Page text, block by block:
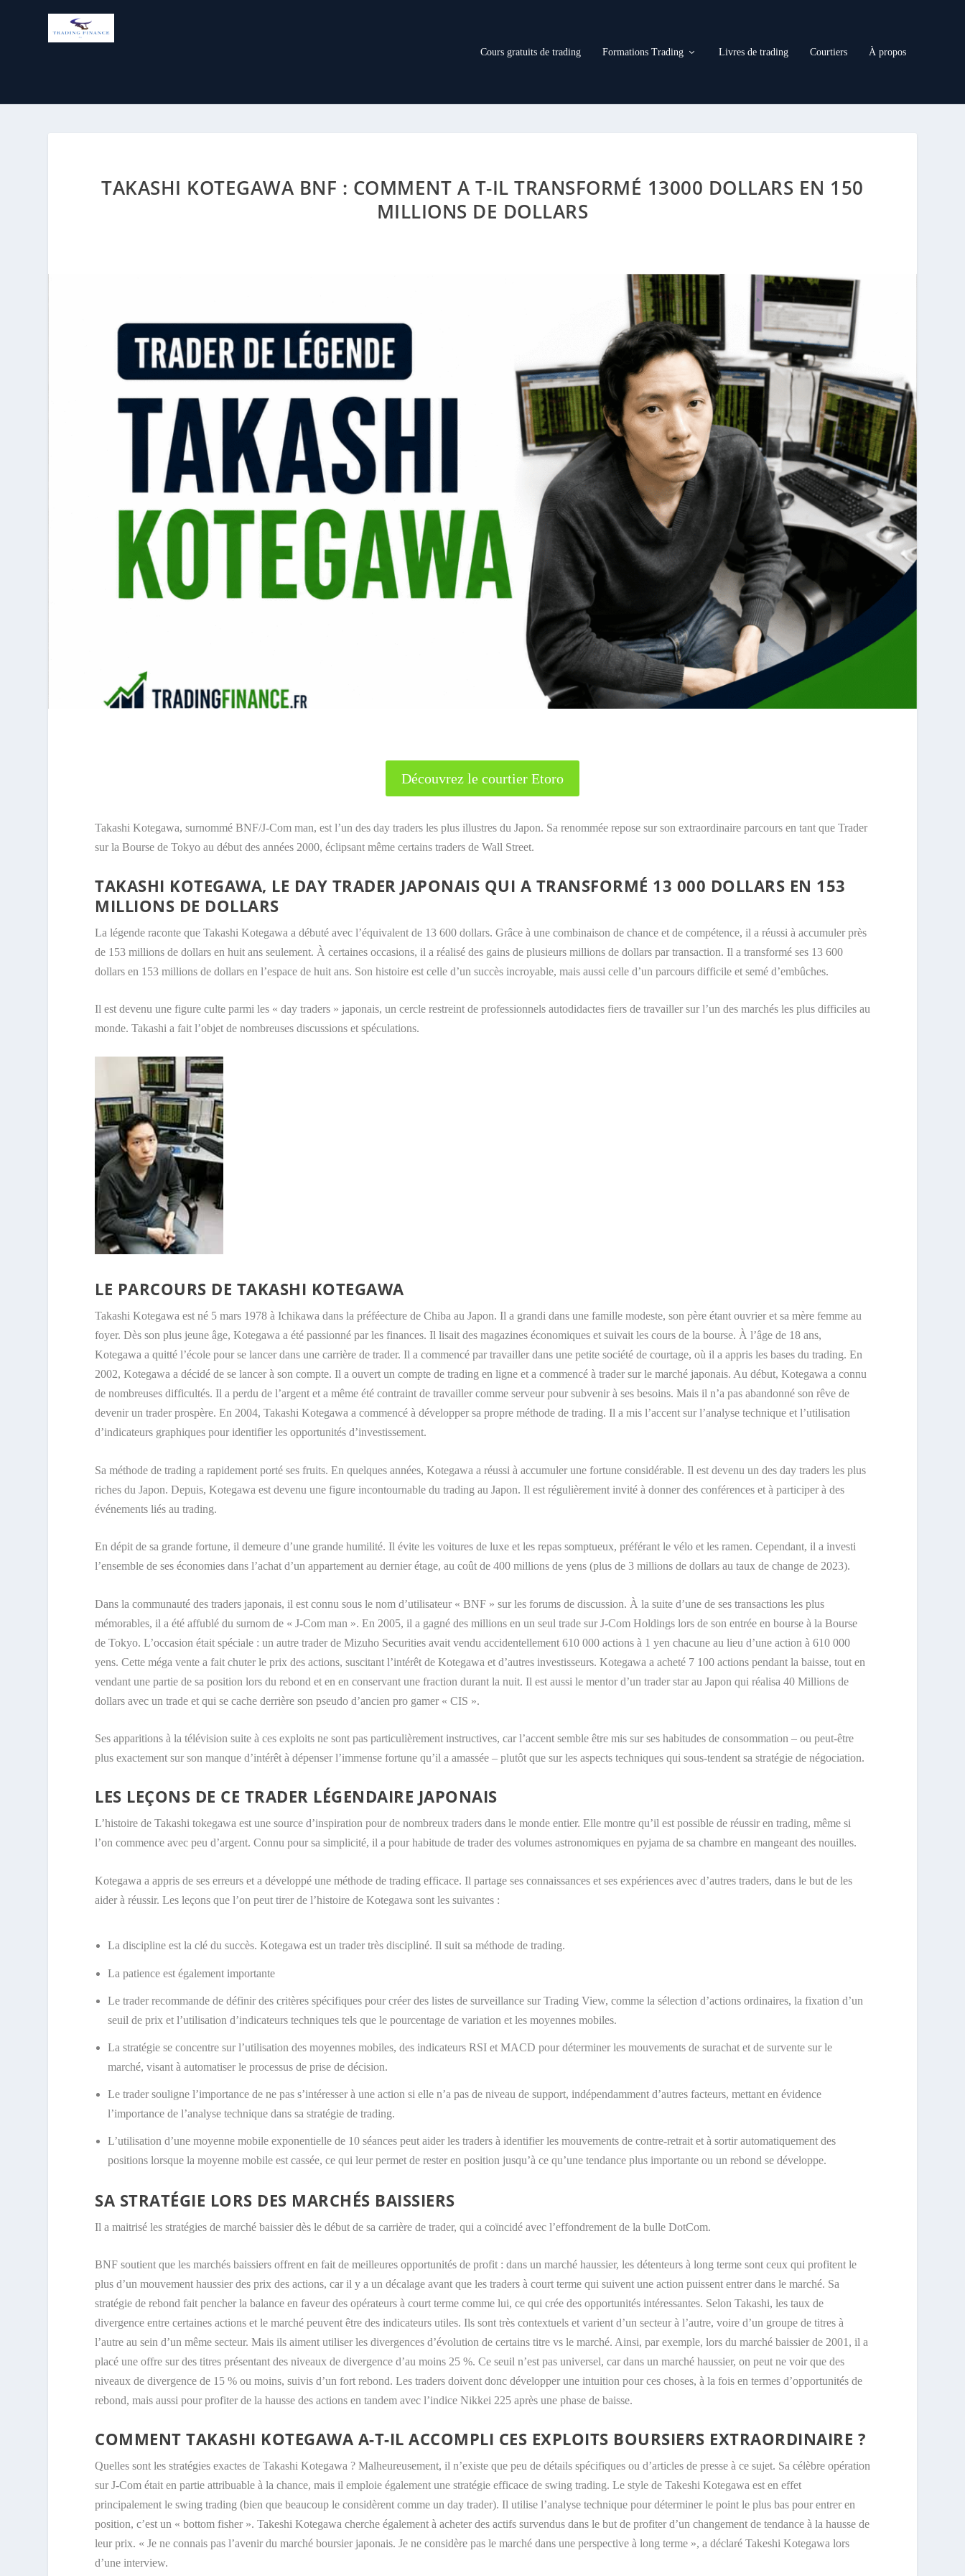
Cours gratuits de trading Formations Trading Livres de trading Courtiers À propos
TAKASHI KOTEGAWA BNF : COMMENT A T-IL TRANSFORMÉ 13000 DOLLARS EN 150
MILLIONS DE DOLLARS
Découvrez le courtier Etoro
Takashi Kotegawa, surnommé BNF/J-Com man, est l’un des day traders les plus illustres du Japon. Sa renommée repose sur son extraordinaire parcours en tant que Trader
sur la Bourse de Tokyo au début des années 2000, éclipsant même certains traders de Wall Street.
TAKASHI KOTEGAWA, LE DAY TRADER JAPONAIS QUI A TRANSFORMÉ 13 000 DOLLARS EN 153
MILLIONS DE DOLLARS
La légende raconte que Takashi Kotegawa a débuté avec l’équivalent de 13 600 dollars. Grâce à une combinaison de chance et de compétence, il a réussi à accumuler près
de 153 millions de dollars en huit ans seulement. À certaines occasions, il a réalisé des gains de plusieurs millions de dollars par transaction. Il a transformé ses 13 600
dollars en 153 millions de dollars en l’espace de huit ans. Son histoire est celle d’un succès incroyable, mais aussi celle d’un parcours difficile et semé d’embûches.
Il est devenu une figure culte parmi les « day traders » japonais, un cercle restreint de professionnels autodidactes fiers de travailler sur l’un des marchés les plus difficiles au
monde. Takashi a fait l’objet de nombreuses discussions et spéculations.
LE PARCOURS DE TAKASHI KOTEGAWA
Takashi Kotegawa est né 5 mars 1978 à Ichikawa dans la préféecture de Chiba au Japon. Il a grandi dans une famille modeste, son père étant ouvrier et sa mère femme au
foyer. Dès son plus jeune âge, Kotegawa a été passionné par les finances. Il lisait des magazines économiques et suivait les cours de la bourse. À l’âge de 18 ans,
Kotegawa a quitté l’école pour se lancer dans une carrière de trader. Il a commencé par travailler dans une petite société de courtage, où il a appris les bases du trading. En
2002, Kotegawa a décidé de se lancer à son compte. Il a ouvert un compte de trading en ligne et a commencé à trader sur le marché japonais. Au début, Kotegawa a connu
de nombreuses difficultés. Il a perdu de l’argent et a même été contraint de travailler comme serveur pour subvenir à ses besoins. Mais il n’a pas abandonné son rêve de
devenir un trader prospère. En 2004, Takashi Kotegawa a commencé à développer sa propre méthode de trading. Il a mis l’accent sur l’analyse technique et l’utilisation
d’indicateurs graphiques pour identifier les opportunités d’investissement.
Sa méthode de trading a rapidement porté ses fruits. En quelques années, Kotegawa a réussi à accumuler une fortune considérable. Il est devenu un des day traders les plus
riches du Japon. Depuis, Kotegawa est devenu une figure incontournable du trading au Japon. Il est régulièrement invité à donner des conférences et à participer à des
événements liés au trading.
En dépit de sa grande fortune, il demeure d’une grande humilité. Il évite les voitures de luxe et les repas somptueux, préférant le vélo et les ramen. Cependant, il a investi
l’ensemble de ses économies dans l’achat d’un appartement au dernier étage, au coût de 400 millions de yens (plus de 3 millions de dollars au taux de change de 2023).
Dans la communauté des traders japonais, il est connu sous le nom d’utilisateur « BNF » sur les forums de discussion. À la suite d’une de ses transactions les plus
mémorables, il a été affublé du surnom de « J-Com man ». En 2005, il a gagné des millions en un seul trade sur J-Com Holdings lors de son entrée en bourse à la Bourse
de Tokyo. L’occasion était spéciale : un autre trader de Mizuho Securities avait vendu accidentellement 610 000 actions à 1 yen chacune au lieu d’une action à 610 000
yens. Cette méga vente a fait chuter le prix des actions, suscitant l’intérêt de Kotegawa et d’autres investisseurs. Kotegawa a acheté 7 100 actions pendant la baisse, tout en
vendant une partie de sa position lors du rebond et en en conservant une fraction durant la nuit. Il est aussi le mentor d’un trader star au Japon qui réalisa 40 Millions de
dollars avec un trade et qui se cache derrière son pseudo d’ancien pro gamer « CIS ».
Ses apparitions à la télévision suite à ces exploits ne sont pas particulièrement instructives, car l’accent semble être mis sur ses habitudes de consommation – ou peut-être
plus exactement sur son manque d’intérêt à dépenser l’immense fortune qu’il a amassée – plutôt que sur les aspects techniques qui sous-tendent sa stratégie de négociation.
LES LEÇONS DE CE TRADER LÉGENDAIRE JAPONAIS
L’histoire de Takashi tokegawa est une source d’inspiration pour de nombreux traders dans le monde entier. Elle montre qu’il est possible de réussir en trading, même si
l’on commence avec peu d’argent. Connu pour sa simplicité, il a pour habitude de trader des volumes astronomiques en pyjama de sa chambre en mangeant des nouilles.
Kotegawa a appris de ses erreurs et a développé une méthode de trading efficace. Il partage ses connaissances et ses expériences avec d’autres traders, dans le but de les
aider à réussir. Les leçons que l’on peut tirer de l’histoire de Kotegawa sont les suivantes :
La discipline est la clé du succès. Kotegawa est un trader très discipliné. Il suit sa méthode de trading.
La patience est également importante
Le trader recommande de définir des critères spécifiques pour créer des listes de surveillance sur Trading View, comme la sélection d’actions ordinaires, la fixation d’un
seuil de prix et l’utilisation d’indicateurs techniques tels que le pourcentage de variation et les moyennes mobiles.
La stratégie se concentre sur l’utilisation des moyennes mobiles, des indicateurs RSI et MACD pour déterminer les mouvements de surachat et de survente sur le
marché, visant à automatiser le processus de prise de décision.
Le trader souligne l’importance de ne pas s’intéresser à une action si elle n’a pas de niveau de support, indépendamment d’autres facteurs, mettant en évidence
l’importance de l’analyse technique dans sa stratégie de trading.
L’utilisation d’une moyenne mobile exponentielle de 10 séances peut aider les traders à identifier les mouvements de contre-retrait et à sortir automatiquement des
positions lorsque la moyenne mobile est cassée, ce qui leur permet de rester en position jusqu’à ce qu’une tendance plus importante ou un rebond se développe.
SA STRATÉGIE LORS DES MARCHÉS BAISSIERS
Il a maitrisé les stratégies de marché baissier dès le début de sa carrière de trader, qui a coïncidé avec l’effondrement de la bulle DotCom.
BNF soutient que les marchés baissiers offrent en fait de meilleures opportunités de profit : dans un marché haussier, les détenteurs à long terme sont ceux qui profitent le
plus d’un mouvement haussier des prix des actions, car il y a un décalage avant que les traders à court terme qui suivent une action puissent entrer dans le marché. Sa
stratégie de rebond fait pencher la balance en faveur des opérateurs à court terme comme lui, ce qui crée des opportunités intéressantes. Selon Takashi, les taux de
divergence entre certaines actions et le marché peuvent être des indicateurs utiles. Ils sont très contextuels et varient d’un secteur à l’autre, voire d’un groupe de titres à
l’autre au sein d’un même secteur. Mais ils aiment utiliser les divergences d’évolution de certains titre vs le marché. Ainsi, par exemple, lors du marché baissier de 2001, il a
placé une offre sur des titres présentant des niveaux de divergence d’au moins 25 %. Ce seuil n’est pas universel, car dans un marché haussier, on peut ne voir que des
niveaux de divergence de 15 % ou moins, suivis d’un fort rebond. Les traders doivent donc développer une intuition pour ces choses, à la fois en termes d’opportunités de
rebond, mais aussi pour profiter de la hausse des actions en tandem avec l’indice Nikkei 225 après une phase de baisse.
COMMENT TAKASHI KOTEGAWA A-T-IL ACCOMPLI CES EXPLOITS BOURSIERS EXTRAORDINAIRE ?
Quelles sont les stratégies exactes de Takashi Kotegawa ? Malheureusement, il n’existe que peu de détails spécifiques ou d’articles de presse à ce sujet. Sa célèbre opération
sur J-Com était en partie attribuable à la chance, mais il emploie également une stratégie efficace de swing trading. Le style de Takeshi Kotegawa est en effet
principalement le swing trading (bien que beaucoup le considèrent comme un day trader). Il utilise l’analyse technique pour déterminer le point le plus bas pour entrer en
position, c’est un « bottom fisher ». Takeshi Kotegawa cherche également à acheter des actifs survendus dans le but de profiter d’un changement de tendance à la hausse de
leur prix. « Je ne connais pas l’avenir du marché boursier japonais. Je ne considère pas le marché dans une perspective à long terme », a déclaré Takeshi Kotegawa lors
d’une interview.